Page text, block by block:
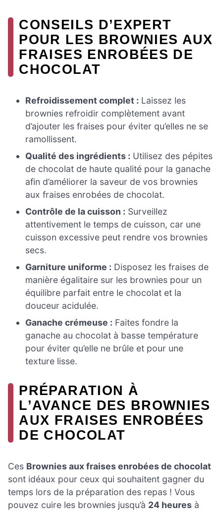
CONSEILS D’EXPERT
POUR LES BROWNIES AUX
FRAISES ENROBÉES DE
CHOCOLAT
Refroidissement complet : Laissez les
brownies refroidir complètement avant
d’ajouter les fraises pour éviter qu’elles ne se
ramollissent.
Qualité des ingrédients : Utilisez des pépites
de chocolat de haute qualité pour la ganache
afin d’améliorer la saveur de vos brownies
aux fraises enrobées de chocolat.
Contrôle de la cuisson : Surveillez
attentivement le temps de cuisson, car une
cuisson excessive peut rendre vos brownies
secs.
Garniture uniforme : Disposez les fraises de
manière égalitaire sur les brownies pour un
équilibre parfait entre le chocolat et la
douceur acidulée.
Ganache crémeuse : Faites fondre la
ganache au chocolat à basse température
pour éviter qu’elle ne brûle et pour une
texture lisse.
PRÉPARATION À
L’AVANCE DES BROWNIES
AUX FRAISES ENROBÉES
DE CHOCOLAT
Ces Brownies aux fraises enrobées de chocolat
sont idéaux pour ceux qui souhaitent gagner du
temps lors de la préparation des repas ! Vous
pouvez cuire les brownies jusqu’à 24 heures à